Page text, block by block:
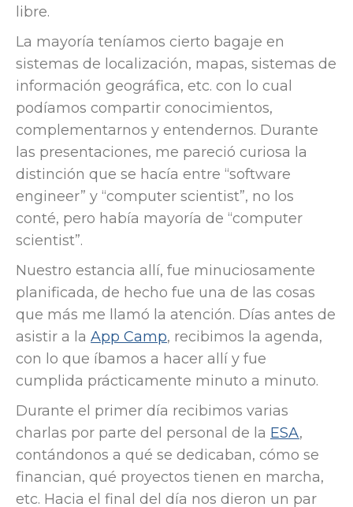
libre.
La mayoría teníamos cierto bagaje en
sistemas de localización, mapas, sistemas de
información geográfica, etc. con lo cual
podíamos compartir conocimientos,
complementarnos y entendernos. Durante
las presentaciones, me pareció curiosa la
distinción que se hacía entre “software
engineer” y “computer scientist”, no los
conté, pero había mayoría de “computer
scientist”.
Nuestro estancia allí, fue minuciosamente
planificada, de hecho fue una de las cosas
que más me llamó la atención. Días antes de
asistir a la App Camp, recibimos la agenda,
con lo que íbamos a hacer allí y fue
cumplida prácticamente minuto a minuto.
Durante el primer día recibimos varias
charlas por parte del personal de la ESA,
contándonos a qué se dedicaban, cómo se
financian, qué proyectos tienen en marcha,
etc. Hacia el final del día nos dieron un par